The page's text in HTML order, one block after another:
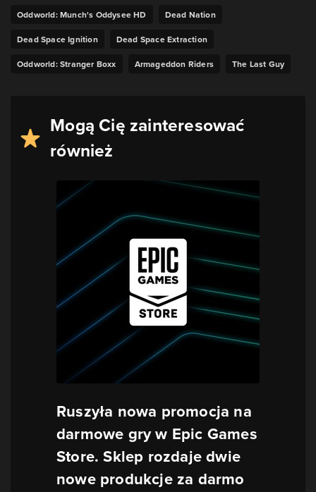
Oddworld: Munch's Oddysee HD
Dead Nation
Dead Space Ignition
Dead Space Extraction
Oddworld: Stranger Boxx
Armageddon Riders The Last Guy
Mogą Cię zainteresować
również
Ruszyła nowa promocja na
darmowe gry w Epic Games
Store. Sklep rozdaje dwie
nowe produkcje za darmo